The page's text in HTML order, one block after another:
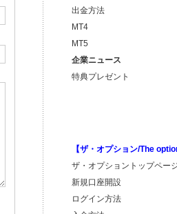
出金方法
MT4
MT5
企業ニュース
特典プレゼント
【ザ・オプション/The
ザ・オプショントップペー
新規口座開設
ログイン方法